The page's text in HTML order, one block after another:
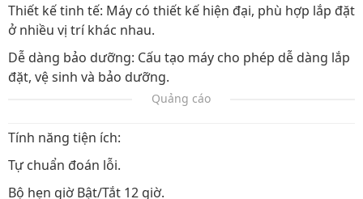
Thiết kế tinh tế: Máy có thiết kế hiện đại, phù hợp lắp đặt
ở nhiều vị trí khác nhau.
Dễ dàng bảo dưỡng: Cấu tạo máy cho phép dễ dàng lắp
đặt, vệ sinh và bảo dưỡng.
Quảng cáo
Tính năng tiện ích:
Tự chuẩn đoán lỗi.
Bộ hẹn giờ Bật/Tắt 12 giờ.